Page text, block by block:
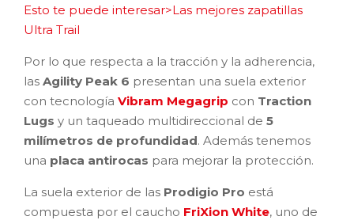
Esto te puede interesar>Las mejores zapatillas
Ultra Trail
Por lo que respecta a la tracción y la adherencia,
las Agility Peak 6 presentan una suela exterior
con tecnología Vibram Megagrip con Traction
Lugs y un taqueado multidireccional de 5
milímetros de profundidad. Además tenemos
una placa antirocas para mejorar la protección.
La suela exterior de las Prodigio Pro está
compuesta por el caucho FriXion White, uno de